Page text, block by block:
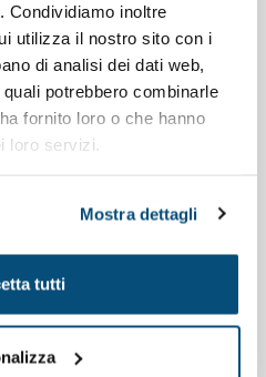
Condividiamo inoltre
utilizza il nostro sito con i
di analisi dei dati web,
potrebbero combinarle
fornito loro o che hanno
loro servizi.
Mostra dettagli
tutti
Abbigliamento da
bambino personalizzato
Codice : K12099
Pantaloni felpati
personalizzabili in